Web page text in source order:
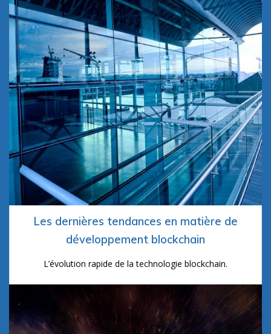
Les dernières tendances en matière de
développement blockchain
L’évolution rapide de la technologie blockchain.